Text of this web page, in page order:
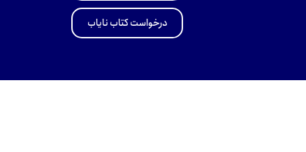
درخواست کتاب نایاب